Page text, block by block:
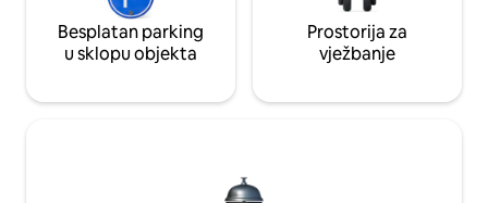
Besplatan parking
u sklopu objekta
Prostorija za
vježbanje